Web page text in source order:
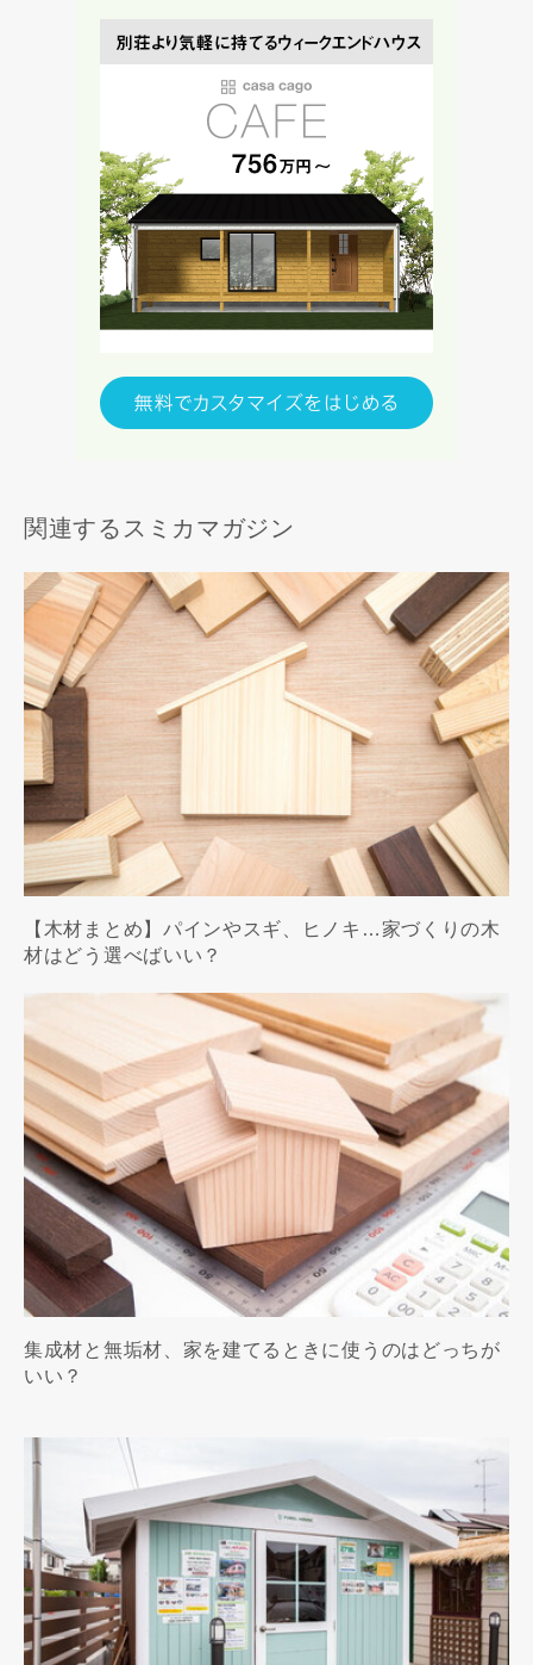
関連するスミカマガジン
【木材まとめ】パインやスギ、ヒノキ…家づくりの木
材はどう選べばいい？
集成材と無垢材、家を建てるときに使うのはどっちが
いい？
キャンセル